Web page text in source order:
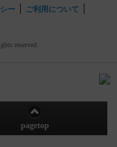
ー
ご利用について
reserved.
pagetop